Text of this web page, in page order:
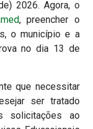
2026. Agora, o
, preencher o
o município e a
no dia 13 de
que necessitar
ser tratado
solicitações ao